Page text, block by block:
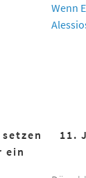
Wenn
ein
11.